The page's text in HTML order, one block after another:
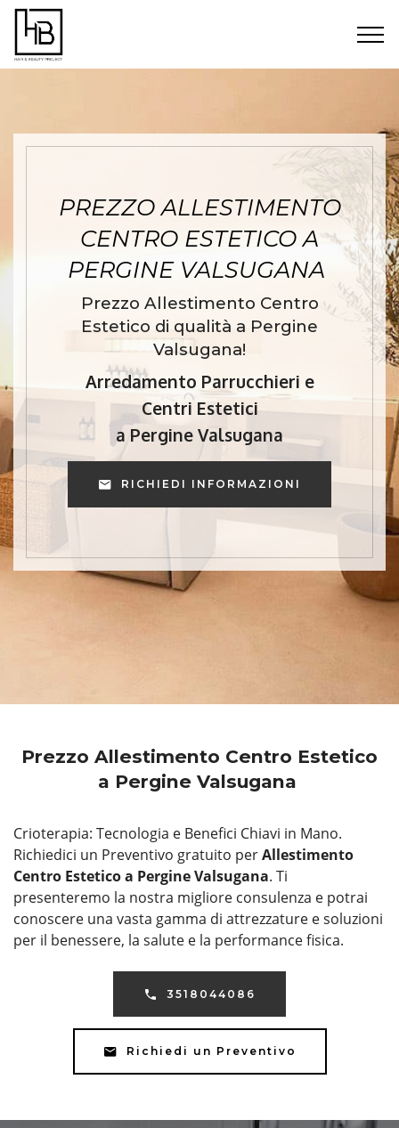
PREZZO ALLESTIMENTO
CENTRO ESTETICO A
PERGINE VALSUGANA
Prezzo Allestimento Centro
Estetico di qualità a Pergine
Valsugana!
Arredamento Parrucchieri e
Centri Estetici
a Pergine Valsugana
RICHIEDI INFORMAZIONI
Prezzo Allestimento Centro Estetico
a Pergine Valsugana
Crioterapia: Tecnologia e Benefici Chiavi in Mano.
Richiedici un Preventivo gratuito perAllestimento
Centro Estetico a Pergine Valsugana. Ti
presenteremo la nostra migliore consulenza e potrai
conoscere una vasta gamma di attrezzature e soluzioni
per il benessere, la salute e la performance fisica.
3518044086
Richiedi un Preventivo